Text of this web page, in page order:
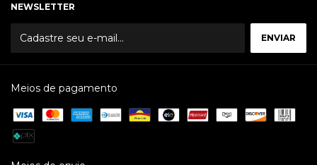
NEWSLETTER
Meios de pagamento